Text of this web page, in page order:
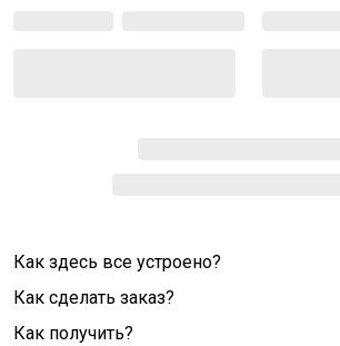
Как здесь все устроено?
Как сделать заказ?
Как получить?